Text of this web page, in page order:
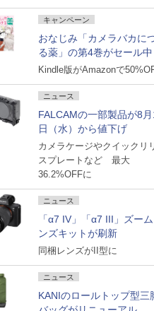
キャンペーン
おなじみ「カメラバカに
る薬」の第4巻がセール中
Kindle版がAmazonで
ニュース
FALCAMの一部製品が8
日（水）から値下げ
カメラケージやクイックリ
スプレートなど 最大
36.2%OFFに
ニュース
「α7 IV」「α7 III」ズー
ンズキットが刷新
同梱レンズがII型に
ニュース
KANIのロールトップ型三